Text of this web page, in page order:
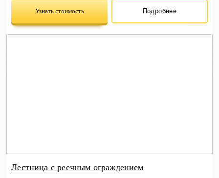
Узнать стоимость Подробнее
Лестница с реечным ограждением